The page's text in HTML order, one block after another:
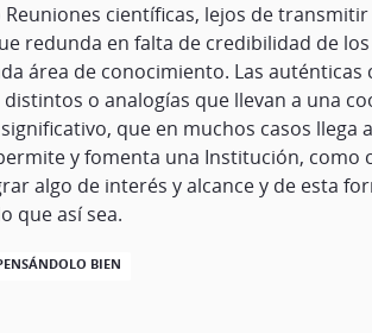
científicas, lejos de
redunda en falta de credibilidad de
área de conocimiento. Las
o analogías que llevan a una
que en muchos casos
y fomenta una Institución,
algo de interés y alcance y de esta
que así sea.
BIEN